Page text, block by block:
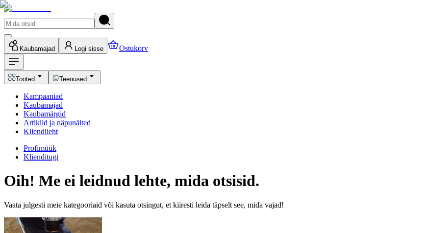
Kaubamajad Logi sisse Ostukorv
Tooted Teenused
Kampaaniad
Kaubamajad
Kaubamärgid
Artiklid ja näpunäited
Kliendileht
Profimüük
Klienditugi
Oih! Me ei leidnud lehte, mida otsisid.
Vaata julgesti meie kategooriaid või kasuta otsingut, et kiiresti leida täpselt see, mida vajad!